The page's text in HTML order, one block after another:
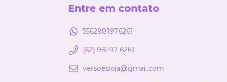
Entre em contato
5562981976261
(62) 98197-6261
versoesloja@gmail.com